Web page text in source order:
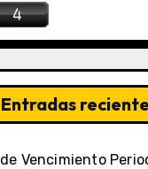
Entradas
Vencimiento